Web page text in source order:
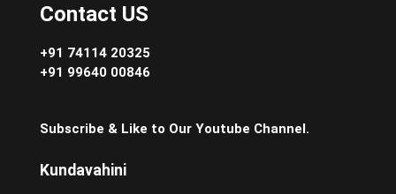
Contact US
+91 74114 20325
+91 99640 00846
Subscribe & Like to Our Youtube Channel.
Kundavahini